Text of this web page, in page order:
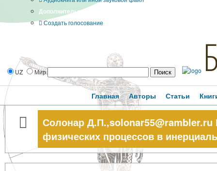
Дополнительные опции:
Создать голосование
UZ Мир
Главная Авторы Статьи
Солонар Д.П.,solonar55@rambler.ru
физических процессов в